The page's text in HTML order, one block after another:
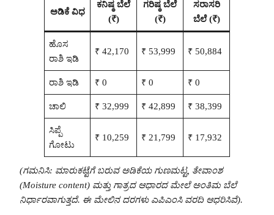
ಅಡಿಕೆ ವಿಧ
ಕನಿಷ್ಠ ಬೆಲೆ
(₹)
ಗರಿಷ್ಠ ಬೆಲೆ
(₹)
ಸರಾಸರಿ
ಬೆಲೆ (₹)
ಹೊಸ
ರಾಶಿ ಇಡಿ
₹ 42,170 ₹ 53,999 ₹ 50,884
ರಾಶಿ ಇಡಿ ₹ 0 ₹ 0 ₹ 0
ಚಾಲಿ ₹ 32,999 ₹ 42,899 ₹ 38,399
ಸಿಪ್ಪೆ
ಗೋಟು
₹ 10,259 ₹ 21,799 ₹ 17,932
(ಗಮನಿಸಿ: ಮಾರುಕಟ್ಟೆಗೆ ಬರುವ ಅಡಿಕೆಯ ಗುಣಮಟ್ಟ, ತೇವಾಂಶ
(Moisture content) ಮತ್ತು ಗಾತ್ರದ ಆಧಾರದ ಮೇಲೆ ಅಂತಿಮ ಬೆಲೆ
ನಿರ್ಧಾರವಾಗುತ್ತದೆ. ಈ ಮೇಲಿನ ದರಗಳು ಎಪಿಎಂಸಿ ವರದಿ ಆಧರಿಸಿವೆ).